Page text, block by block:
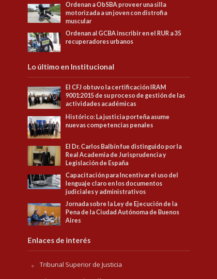
Ordenan a ObSBA proveer una silla
motorizada a un joven con distrofia
muscular
Ordenan al GCBA inscribir en el RUR a 35
recuperadores urbanos
Lo último en Institucional
El CFJ obtuvo la certificación IRAM
9001:2015 de su proceso de gestión de las
actividades académicas
Histórico: La justicia porteña asume
nuevas competencias penales
El Dr. Carlos Balbín fue distinguido por la
Real Academia de Jurisprudencia y
Legislación de España
Capacitación para Incentivar el uso del
lenguaje claro en los documentos
judiciales y administrativos
Jornada sobre la Ley de Ejecución de la
Pena de la Ciudad Autónoma de Buenos
Aires
Enlaces de interés
Tribunal Superior de Justicia